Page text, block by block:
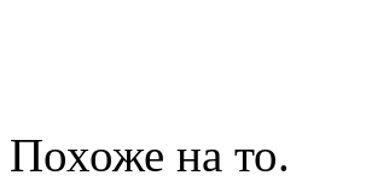
Похоже на то.